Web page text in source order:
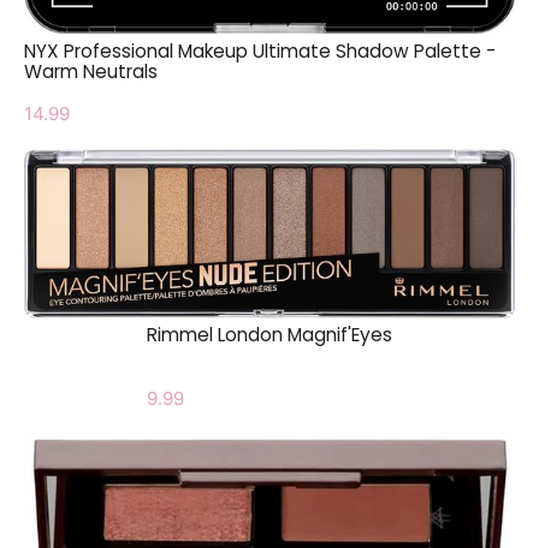
NYX Professional Makeup Ultimate Shadow Palette -
Warm Neutrals
14.99
Rimmel London Magnif'Eyes
9.99